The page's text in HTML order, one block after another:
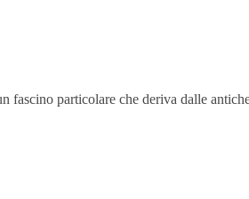
fascino particolare che deriva dalle